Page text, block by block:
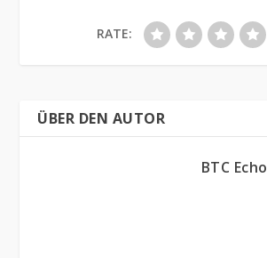
RATE:
ÜBER DEN AUTOR
BTC Echo